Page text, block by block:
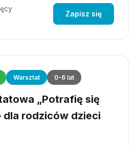
Zapisz się
Warsztat 0-6 lat
„Potrafię się
dla rodziców dzieci